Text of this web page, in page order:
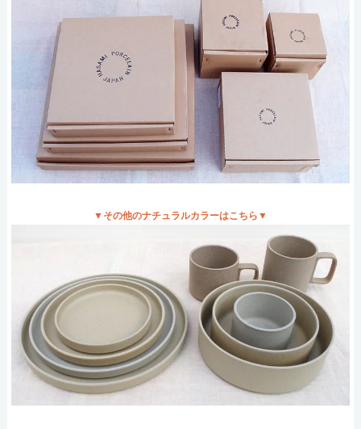
▼その他のナチュラルカラーはこちら▼